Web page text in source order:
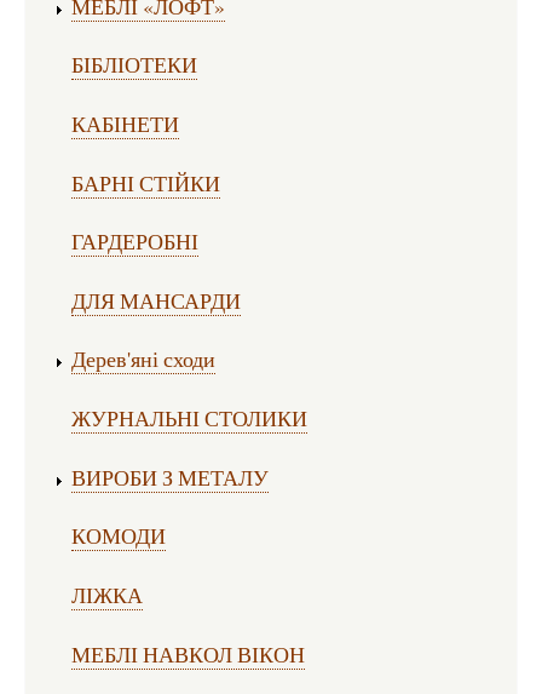
БІБЛІОТЕКИ
КАБІНЕТИ
БАРНІ СТІЙКИ
ГАРДЕРОБНІ
ДЛЯ МАНСАРДИ
Дерев'яні сходи
ЖУРНАЛЬНІ СТОЛИКИ
ВИРОБИ З МЕТАЛУ
КОМОДИ
ЛІЖКА
МЕБЛІ НАВКОЛ ВІКОН